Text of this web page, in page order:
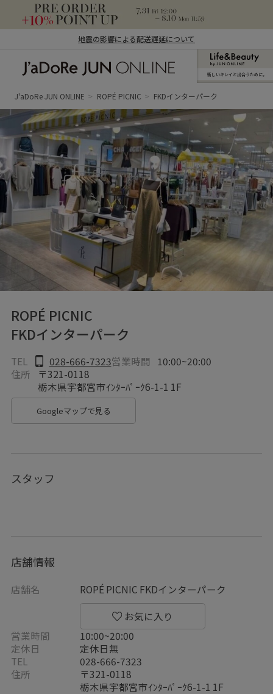
地震の影響による配送遅延について
ン オンライン）
新しいキレイと出合うために。
J'aDoRe JUN ONLINE ROPÉ PICNIC FKDインターパーク
ROPÉ PICNIC
FKDインターパーク
TEL 028-666-7323営業時間
10:00~20:00
住所
〒321-0118
栃木県宇都宮市ｲﾝﾀｰﾊﾟｰｸ6-1-1 1F
Googleマップで見る
スタッフ
店舗情報
店舗名 ROPÉ PICNIC FKDインターパーク
営業時間
10:00~20:00
定休日
定休日無
TEL
028-666-7323
住所
〒321-0118
栃木県宇都宮市ｲﾝﾀｰﾊﾟｰｸ6-1-1 1F